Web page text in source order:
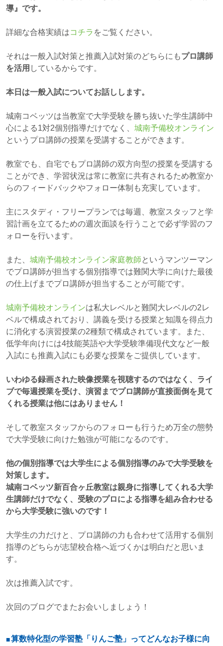
導』です。
詳細な合格実績はコチラ をご覧ください。
それは一般入試対策と推薦入試対策のどちらにもプロ講師
を活用 しているからです。
本日は一般入試についてお話しします。
城南コベッツは当教室で大学受験を勝ち抜いた学生講師中
心による1対2個別指導だけでなく、 城南予備校オンライン
というプロ講師の授業を受講することができます。
教室でも、自宅でもプロ講師の双方向型の授業を受講する
ことができ、学習状況は常に教室に共有されるため教室か
らのフィードバックやフォロー体制も充実しています。
主にスタディ・フリープランでは毎週、教室スタッフと学
習計画を立てるための週次面談を行うことで必ず学習のフ
ォローを行います。
また、 城南予備校オンライン家庭教師というマンツーマン
でプロ講師が担当する個別指導では難関大学に向けた最後
の仕上げまでプロ講師が担当することが可能です。
城南予備校オンラインは私大レベルと難関大レベルの2レ
ベルで構成されており、講義を受ける授業と知識を得点力
に消化する演習授業の2種類で構成されています。また、
低学年向けには4技能英語や大学受験準備現代文など一般
入試にも推薦入試にも必要な授業をご提供しています。
いわゆる録画された映像授業を視聴するのではなく、ライ
ブで毎週授業を受け、演習までプロ講師が直接面倒を見て
くれる授業は他にはありません！
そして教室スタッフからのフォローも行うため万全の態勢
で大学受験に向けた勉強が可能になるのです。
他の個別指導では大学生による個別指導のみで大学受験を
対策します。
城南コベッツ新百合ヶ丘教室は親身に指導してくれる大学
生講師だけでなく、受験のプロによる指導を組み合わせる
から大学受験に強いのです！
大学生の力だけと、プロ講師の力も合わせて活用する個別
指導のどちらが志望校合格へ近づくかは明白だと思いま
す。
次は推薦入試です。
次回のブログでまたお会いしましょう！
算数特化型の学習塾「りんご塾」ってどんなお子様に向